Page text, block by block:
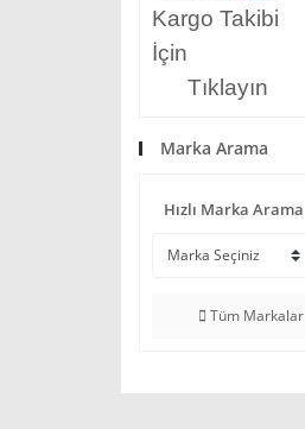
Kargo Takibi
İçin
Tıklayın
Marka Arama
Hızlı Marka Arama
Tüm Markalar